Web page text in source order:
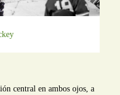
central en ambos ojos, a